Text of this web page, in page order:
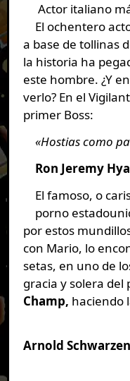
Actor italiano
El ochentero
a base de tollinas
la historia ha
este hombre. ¿Y
verlo? En el
primer Boss:
«Hostias como
Ron Jeremy
El famoso, o
porno
por estos
con Mario, lo
setas, en uno de
gracia y solera
Champ, haciendo
Arnold